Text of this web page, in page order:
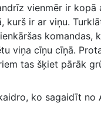
vienmēr ir kopā
kurš ir ar viņu.
komandas,
viņa cīņu cīņā.
tas šķiet pārāk
ko sagaidīt no